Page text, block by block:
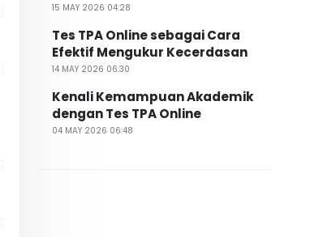
15 MAY 2026 04:28
Tes TPA Online sebagai Cara
Efektif Mengukur Kecerdasan
14 MAY 2026 06:30
Kenali Kemampuan Akademik
dengan Tes TPA Online
04 MAY 2026 06:48